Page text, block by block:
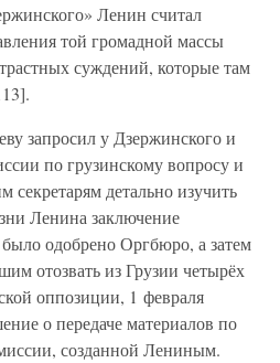
Ленин считал
той громадной массы
суждений, которые там
запросил у Дзержинского и
по грузинскому вопросу и
секретарям детально изучить
Ленина заключение
одобрено Оргбюро, а затем
отозвать из Грузии четырёх
оппозиции, 1 февраля
о передаче материалов по
созданной Лениным.